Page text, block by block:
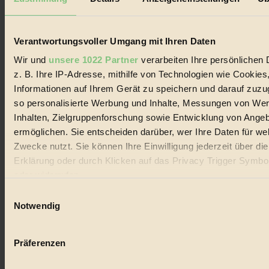
Verantwortungsvoller Umgang mit Ihren Daten
Wir und unsere 1022 Partner verarbeiten Ihre persönlichen
z. B. Ihre IP-Adresse, mithilfe von Technologien wie
Informationen auf Ihrem Gerät zu speichern und darauf
so personalisierte Werbung und Inhalte, Messungen von
Inhalten, Zielgruppenforschung sowie Entwicklung von
ermöglichen. Sie entscheiden darüber, wer Ihre Daten für
Zwecke nutzt. Sie können Ihre Einwilligung jederzeit über
Erklärung oder durch Klicken auf das Privacy Trigger
Wenn Sie es erlauben, würden wir auch gerne:
Ihr Gerät durch aktives Scannen nach bestimmten
Notwendig
Präferenzen
Biorama steht für einen nachhaltigen Lebensstil und bewussten
Lebenswandel. Es ist eine moderne Plattform für Ideen, Menschen
Handels mit Bioprodukten, des Fair-Trade sowie der Branche
alternativer Energien.
Social Media
22.601 Fans auf Facebook
3.415 Follower auf Twitter
Folge uns auf Instagram
Themen
Bio
Vegan